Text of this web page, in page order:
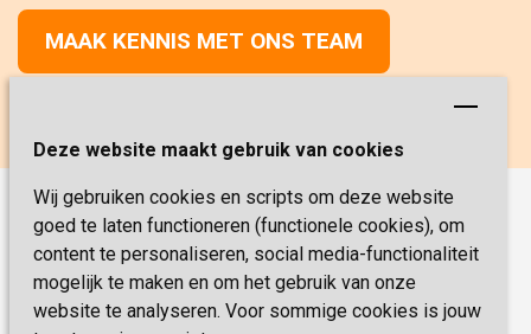
Deze website maakt gebruik van cookies
Wij gebruiken cookies en scripts om deze website
goed te laten functioneren (functionele cookies), om
content te personaliseren, social media-functionaliteit
mogelijk te maken en om het gebruik van onze
website te analyseren. Voor sommige cookies is jouw
Onze functies
Verpleegkunde
Verzorging
Vacatures
MAAK KENNIS MET ONS TEAM